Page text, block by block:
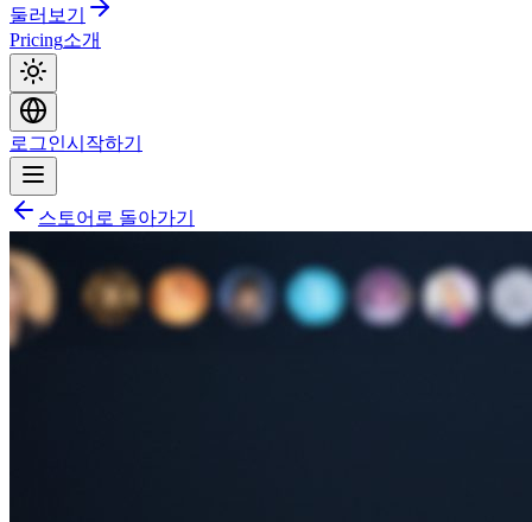
둘러보기
Pricing소개
로그인시작하기
스토어로 돌아가기